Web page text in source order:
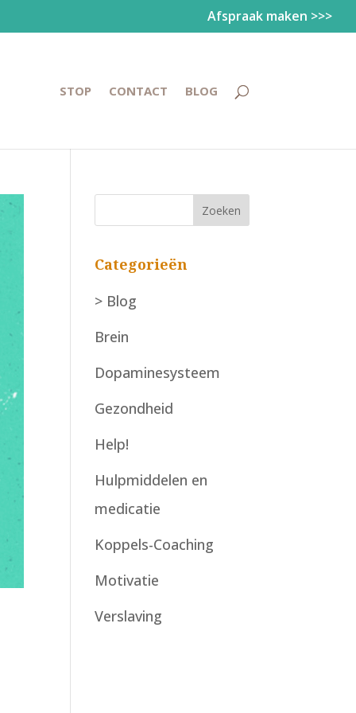
Afspraak maken >>>
STOP CONTACT BLOG
Categorieën
> Blog
Brein
Dopaminesysteem
Gezondheid
Help!
Hulpmiddelen en
medicatie
Koppels-Coaching
Motivatie
Verslaving